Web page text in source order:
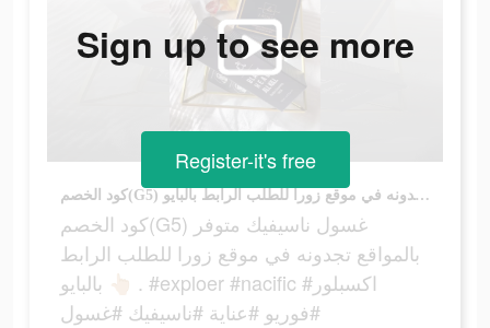
كود الخصم(G5) غسول ناسيفيك متوفر بالمواقع تجدونه في موقع زورا للطلب الرابط بالبايو 👆🏼 . #exploer #nacific #اكسبلور #فوريو #عناية #ناسيفيك #غسول
كود الخصم(G5) غسول ناسيفيك متوفر
بالمواقع تجدونه في موقع زورا للطلب الرابط
بالبايو 👆🏼 . #exploer #nacific #اكسبلور
#فوريو #عناية #ناسيفيك #غسول
Sign up to see more
Register-it's free